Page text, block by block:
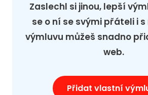
Zaslechl si jinou, lepší
se o ní se svými přáteli i s
výmluvu můžeš snadno
web.
Přidat vlastní